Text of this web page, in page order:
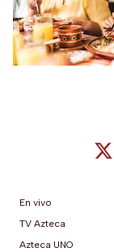
En vivo
TV Azteca
Azteca UNO